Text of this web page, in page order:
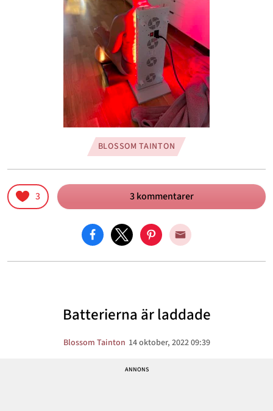
BLOSSOM TAINTON
3 3 kommentarer
Batterierna är laddade
Blossom Tainton 14 oktober, 2022 09:39